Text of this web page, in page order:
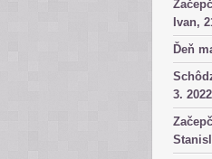
Ivan,
Ďeň
3.